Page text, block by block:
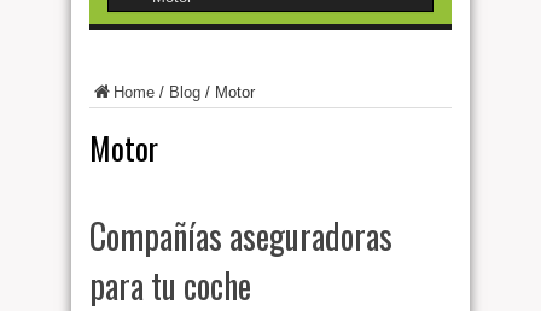
Home / Blog / Motor
Motor
Compañías aseguradoras
para tu coche